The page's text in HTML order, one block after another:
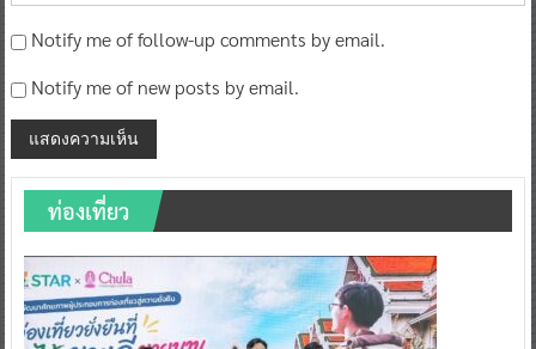
Notify me of follow-up comments by email.
Notify me of new posts by email.
ท่องเที่ยว